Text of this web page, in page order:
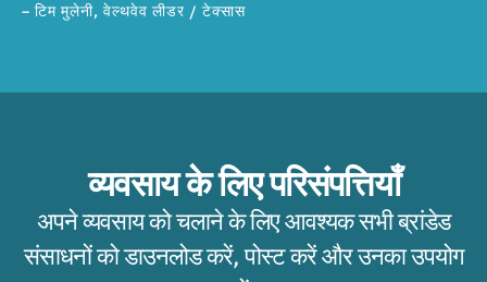
– टिम मुलेनी, वेल्थवेव लीडर / टेक्सास
व्यवसाय के लिए परिसंपत्तियाँ
अपने व्यवसाय को चलाने के लिए आवश्यक सभी ब्रांडेड
संसाधनों को डाउनलोड करें, पोस्ट करें और उनका उपयोग